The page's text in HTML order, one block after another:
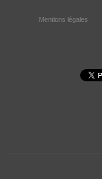
Mentions légales